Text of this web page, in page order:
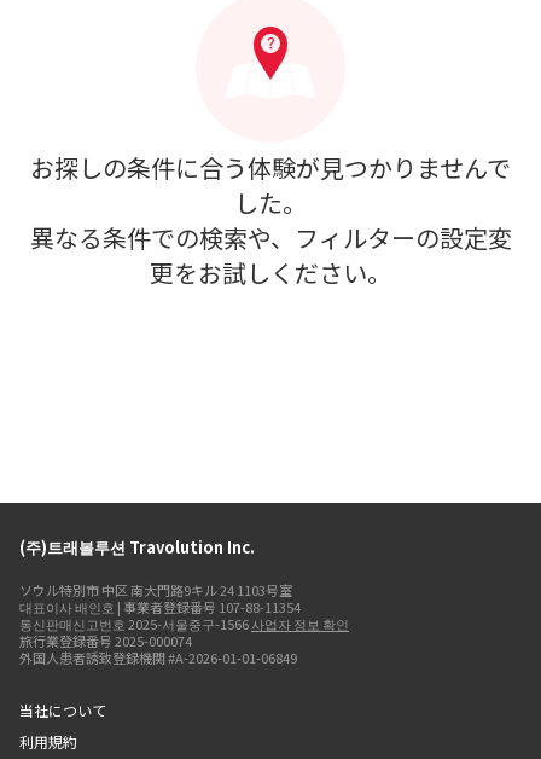
お探しの条件に合う体験が見つかりませんで
した。
異なる条件での検索や、フィルターの設定変
更をお試しください。
(주)트래볼루션 Travolution Inc.
ソウル特別市 中区 南大門路9キル 24 1103号室
대표이사 배인호 | 事業者登録番号 107-88-11354
통신판매신고번호 2025-서울중구-1566사업자 정보 확인
旅行業登録番号 2025-000074
外国人患者誘致登録機関 #A-2026-01-01-06849
当社について
利用規約